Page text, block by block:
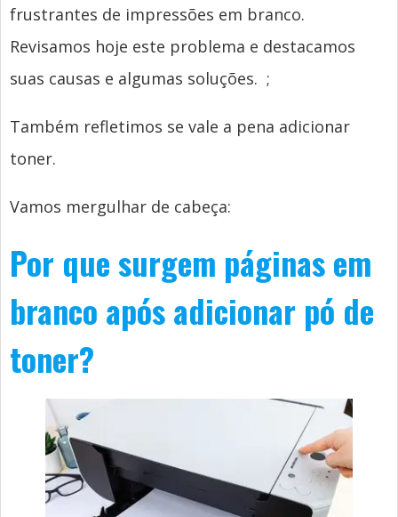
frustrantes de impressões em branco.
Revisamos hoje este problema e destacamos
suas causas e algumas soluções. ;
Também refletimos se vale a pena adicionar
toner.
Vamos mergulhar de cabeça:
Por que surgem páginas em
branco após adicionar pó de
toner?